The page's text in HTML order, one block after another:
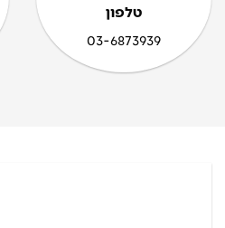
טלפון
03-6873939